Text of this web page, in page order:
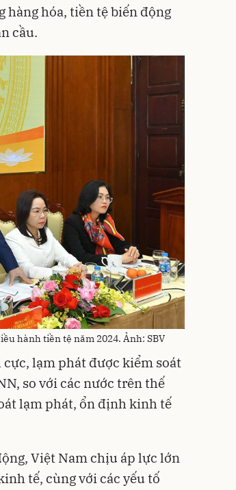
hóa, tiền tệ biến động
cầu.
hành tiền tệ năm 2024. Ảnh: SBV
lạm phát được kiểm soát
so với các nước trên thế
lạm phát, ổn định kinh tế
Việt Nam chịu áp lực lớn
tế, cùng với các yếu tố